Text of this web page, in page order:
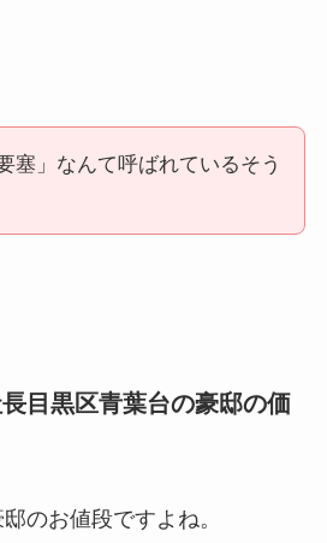
塞」なんて呼ばれているそう
目黒区青葉台の豪邸の価
のお値段ですよね。